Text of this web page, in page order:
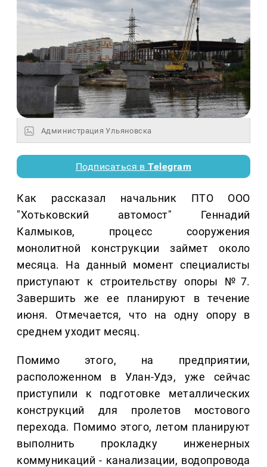
Администрация Ульяновска
Подписаться вTelegram
Как рассказал начальник ПТО ООО
"Хотьковский автомост" Геннадий
Калмыков, процесс сооружения
монолитной конструкции займет около
месяца. На данный момент специалисты
приступают к строительству опоры №7.
Завершить же ее планируют в течение
июня. Отмечается, что на одну опору в
среднем уходит месяц.
Помимо этого, на предприятии,
расположенном в Улан-Удэ, уже сейчас
приступили к подготовке металлических
конструкций для пролетов мостового
перехода. Помимо этого, летом планируют
выполнить прокладку инженерных
коммуникаций - канализации, водопровода